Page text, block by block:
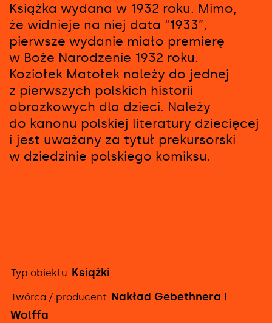
Książka wydana w 1932 roku. Mimo,
że widnieje na niej data “1933”,
pierwsze wydanie miało premierę
w Boże Narodzenie 1932 roku.
Koziołek Matołek należy do jednej
z pierwszych polskich historii
obrazkowych dla dzieci. Należy
do kanonu polskiej literatury dziecięcej
i jest uważany za tytuł prekursorski
w dziedzinie polskiego komiksu.
Szczegółowe
informacje
Typ obiektu Książki
Twórca / producent Nakład Gebethnera i
Wolffa